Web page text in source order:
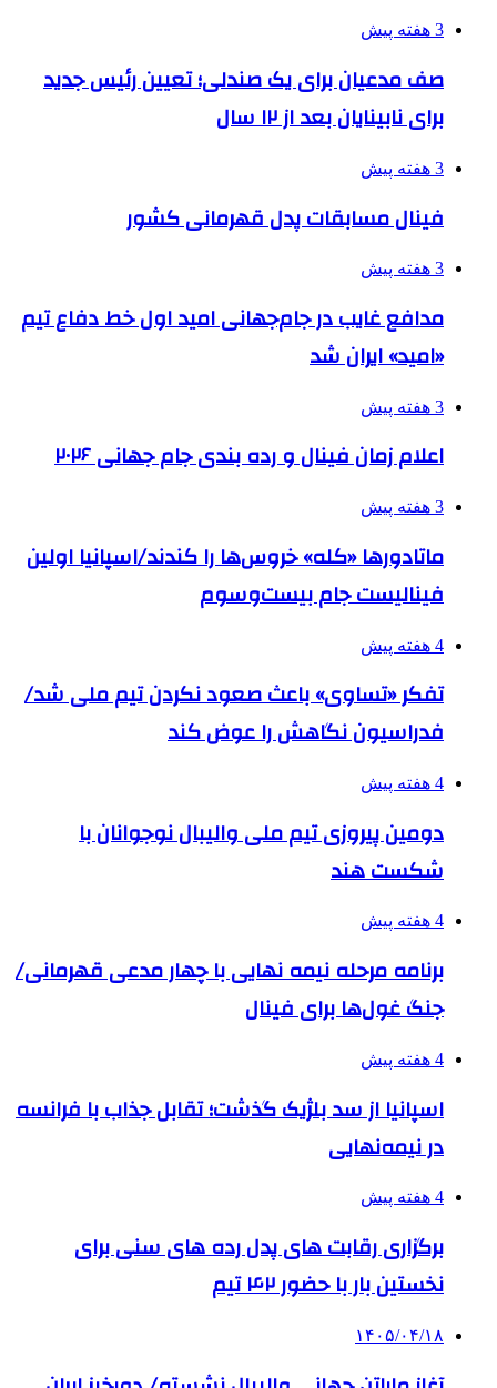
3 هفته پیش
صف مدعیان برای یک صندلی؛ تعیین رئیس جدید
برای نابینایان بعد از ۱۲ سال
3 هفته پیش
فینال مسابقات پدل قهرمانی کشور
3 هفته پیش
مدافع غایب در جام‌جهانی امید اول خط دفاع تیم
«امید» ایران شد
3 هفته پیش
اعلام زمان فینال و رده بندی جام جهانی ۲۰۲۶
3 هفته پیش
ماتادورها «کله» خروس‌ها را کندند/اسپانیا اولین
فینالیست جام بیست‌وسوم
4 هفته پیش
تفکر «تساوی» باعث صعود نکردن تیم ملی شد/
فدراسیون نگاهش را عوض کند
4 هفته پیش
دومین پیروزی تیم ملی والیبال نوجوانان با
شکست هند
4 هفته پیش
برنامه مرحله نیمه نهایی با چهار مدعی قهرمانی/
جنگ غول‌ها برای فینال
4 هفته پیش
اسپانیا از سد بلژیک گذشت؛ تقابل جذاب با فرانسه
در نیمه‌نهایی
4 هفته پیش
برگزاری رقابت های پدل رده های سنی برای
نخستین بار با حضور ۴۲ تیم
۱۴۰۵/۰۴/۱۸